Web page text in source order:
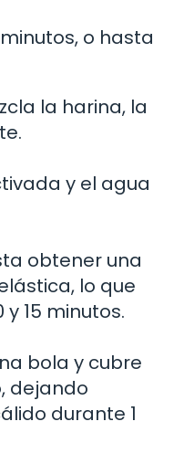
o hasta
la harina, la
y el agua
obtener una
lo que
15 minutos.
bola y cubre
dejando
durante 1